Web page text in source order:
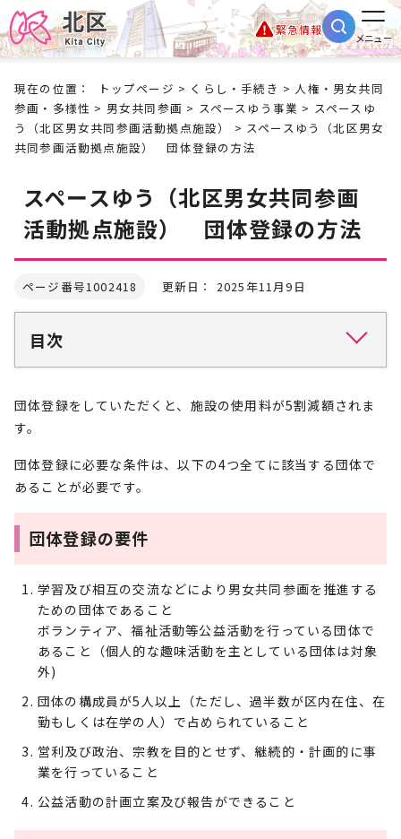
緊急情報
メニュー
現在の位置： トップページ > くらし・手続き > 人権・男女共同
参画・多様性 > 男女共同参画 > スペースゆう事業 > スペースゆ
う（北区男女共同参画活動拠点施設）
> スペースゆう（北区男女
共同参画活動拠点施設） 団体登録の方法
スペースゆう（北区男女共同参画
活動拠点施設） 団体登録の方法
ページ番号1002418 更新日： 2025年11月9日
目次
団体登録をしていただくと、施設の使用料が5割減額されま
す。
団体登録に必要な条件は、以下の4つ全てに該当する団体で
あることが必要です。
団体登録の要件
学習及び相互の交流などにより男女共同参画を推進する
ための団体であること
ボランティア、福祉活動等公益活動を行っている団体で
あること（個人的な趣味活動を主としている団体は対象
外)
団体の構成員が5人以上（ただし、過半数が区内在住、在
勤もしくは在学の人）で占められていること
営利及び政治、宗教を目的とせず、継続的・計画的に事
業を行っていること
公益活動の計画立案及び報告ができること